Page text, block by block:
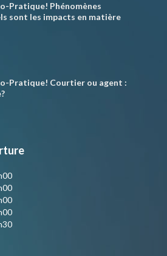
Pratique! Phénomènes
sont les impacts en matière
Pratique! Courtier ou agent :